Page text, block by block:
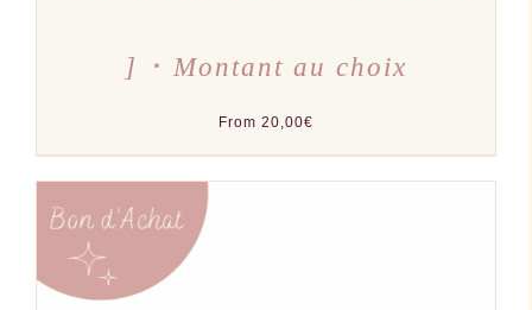
] ･ Montant au choix
From 20,00€